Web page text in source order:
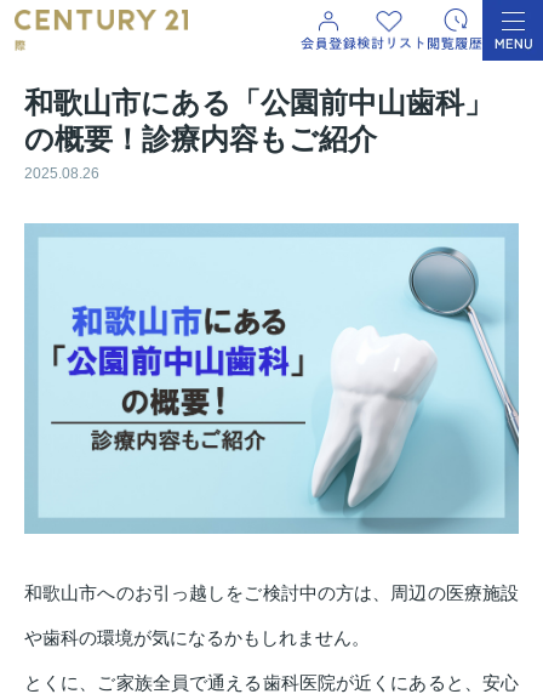
和歌山市にある「公園前中山歯科」
の概要！診療内容もご紹介
2025.08.26
和歌山市へのお引っ越しをご検討中の方は、周辺の医療施設
や歯科の環境が気になるかもしれません。
とくに、ご家族全員で通える歯科医院が近くにあると、安心